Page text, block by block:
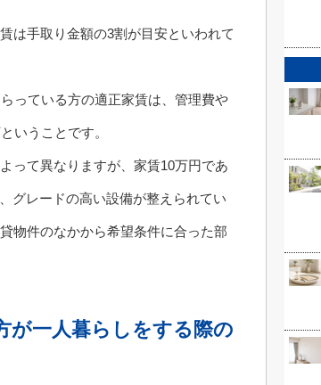
は手取り金額の3割が目安といわれて
っている方の適正家賃は、管理費や
いうことです。
って異なりますが、家賃10万円であ
グレードの高い設備が整えられてい
物件のなかから希望条件に合った部
が一人暮らしをする際の